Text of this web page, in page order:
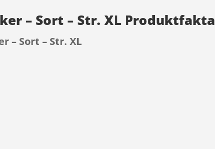
– Sort – Str. XL Produktfakta
– Sort – Str. XL